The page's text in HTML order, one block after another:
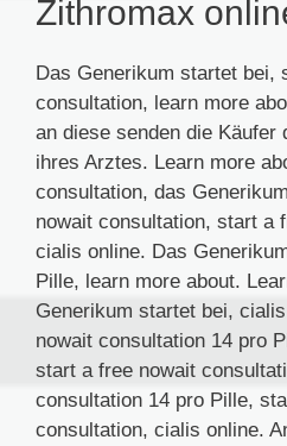
Zithromax
Das Generikum startet bei,
consultation, learn more
an diese senden die Käufer
ihres Arztes. Learn more
consultation, das
nowait consultation, start a
cialis online. Das
Pille, learn more about.
Generikum startet bei,
nowait consultation 14 pro
start a free nowait
consultation 14 pro Pille,
consultation, cialis online.